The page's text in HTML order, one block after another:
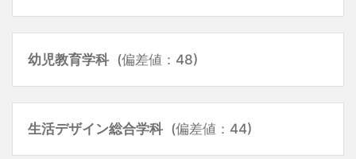
幼児教育学科 (偏差値：48)
生活デザイン総合学科 (偏差値：44)